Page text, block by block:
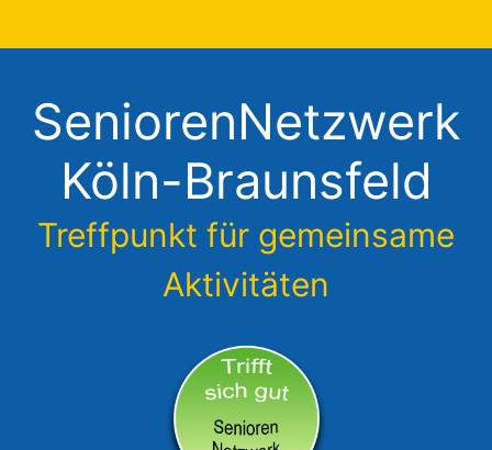
SeniorenNetzwerk
Köln-Braunsfeld
Treffpunkt für gemeinsame
Aktivitäten